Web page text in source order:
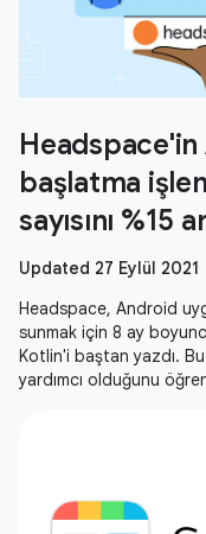
başlatma
sayısını %15
Updated 27 Eylül 2021
Headspace, Android
sunmak için 8 ay
Kotlin'i baştan yazdı.
yardımcı olduğunu